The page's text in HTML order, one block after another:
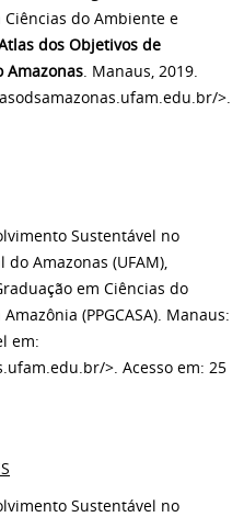
Ciências do Ambiente e
dos Objetivos de
Amazonas. Manaus, 2019.
>.
Sustentável no
Amazonas (UFAM),
em Ciências do
(PPGCASA). Manaus:
em:
>. Acesso em: 25
Sustentável no